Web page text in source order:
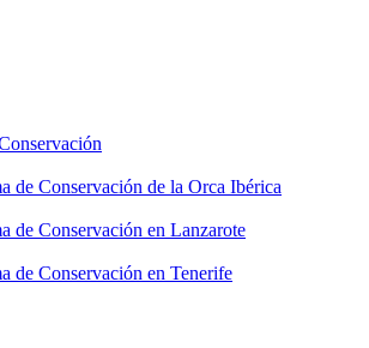
de Conservación de la Orca Ibérica
de Conservación en Lanzarote
de Conservación en Tenerife